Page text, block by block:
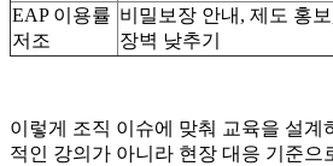
EAP 이용률
저조
비밀보장 안내, 제도 홍
장벽 낮추기
이렇게 조직 이슈에 맞춰 교육을 설계
적인 강의가 아니라 현장 대응 기준으